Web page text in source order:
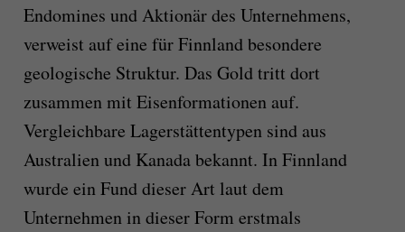
Endomines und Aktionär des Unternehmens,
verweist auf eine für Finnland besondere
geologische Struktur. Das Gold tritt dort
zusammen mit Eisenformationen auf.
Vergleichbare Lagerstättentypen sind aus
Australien und Kanada bekannt. In Finnland
wurde ein Fund dieser Art laut dem
Unternehmen in dieser Form erstmals